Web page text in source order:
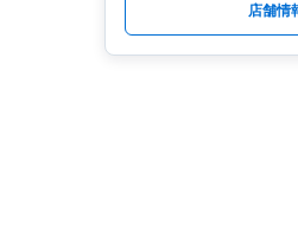
店舗情